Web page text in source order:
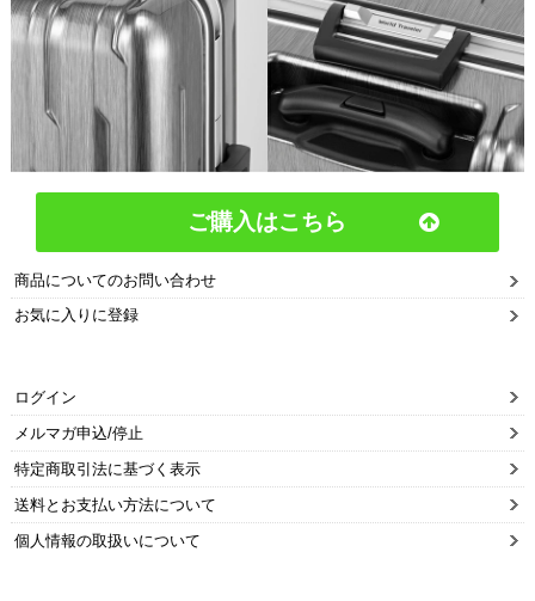
ご購入はこちら
商品についてのお問い合わせ
お気に入りに登録
ログイン
メルマガ申込/停止
特定商取引法に基づく表示
送料とお支払い方法について
個人情報の取扱いについて